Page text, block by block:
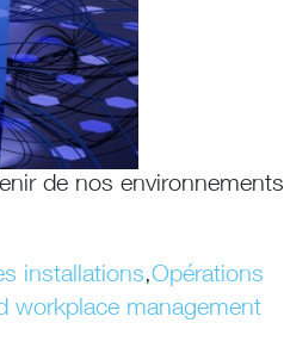
de nos environnements
installations,Opérations
workplace management